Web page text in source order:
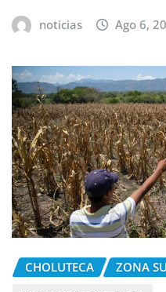
noticias Ago 6,
CHOLUTECA ZONA